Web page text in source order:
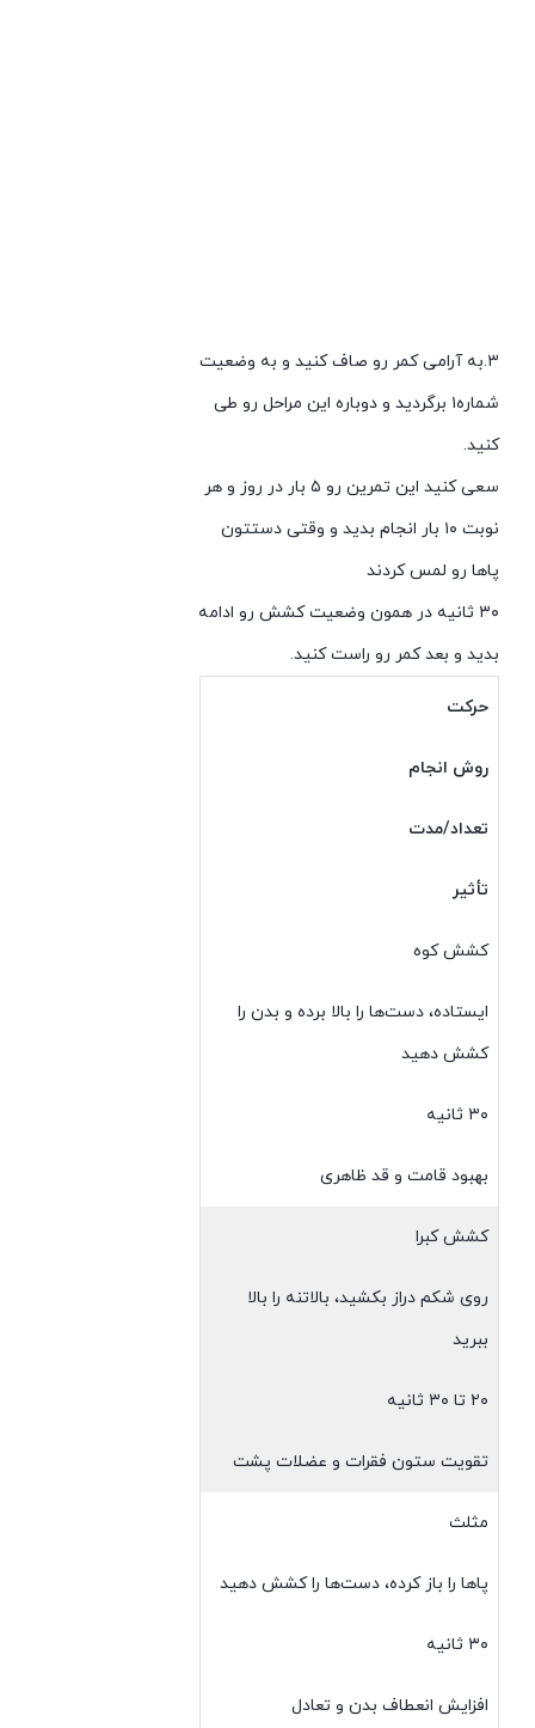
۳.به آرامی کمر رو صاف کنید و به وضعیت
شماره۱ برگردید و دوباره این مراحل رو طی
کنید.
سعی کنید این تمرین رو ۵ بار در روز و هر
نوبت ۱۰ بار انجام بدید و وقتی دستتون
پاها رو لمس کردند
۳۰ ثانیه در همون وضعیت کشش رو ادامه
بدید و بعد کمر رو راست کنید.
حرکت
روش انجام
تعداد/مدت
تأثیر
کشش کوه
ایستاده، دست‌ها را بالا برده و بدن را
کشش دهید
۳۰ ثانیه
بهبود قامت و قد ظاهری
کشش کبرا
روی شکم دراز بکشید، بالاتنه را بالا
ببرید
۲۰ تا ۳۰ ثانیه
تقویت ستون فقرات و عضلات پشت
مثلث
پاها را باز کرده، دست‌ها را کشش دهید
۳۰ ثانیه
افزایش انعطاف بدن و تعادل